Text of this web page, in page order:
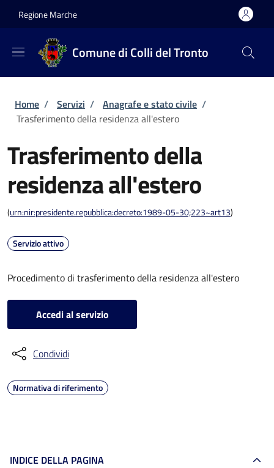
Regione Marche
Comune di Colli del Tronto
Briciole di pane
Home / Servizi / Anagrafe e stato civile /
Trasferimento della residenza all'estero
Trasferimento della
residenza all'estero
(urn:nir:presidente.repubblica:decreto:1989-05-30;223~art13)
Servizio attivo
Procedimento di trasferimento della residenza all'estero
Accedi al servizio
Condividi
Normativa di riferimento
INDICE DELLA PAGINA